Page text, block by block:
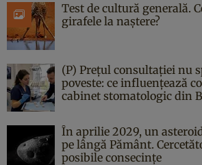
Test de cultură generală.
girafele la naștere?
(P) Prețul consultației nu
poveste: ce influențează
cabinet stomatologic din
În aprilie 2029, un
pe lângă Pământ.
posibile consecințe